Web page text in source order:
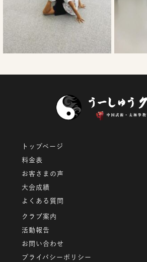
トップページ
料金表
お客さまの声
大会成績
よくある質問
クラブ案内
活動報告
お問い合わせ
プライバシーポリシー